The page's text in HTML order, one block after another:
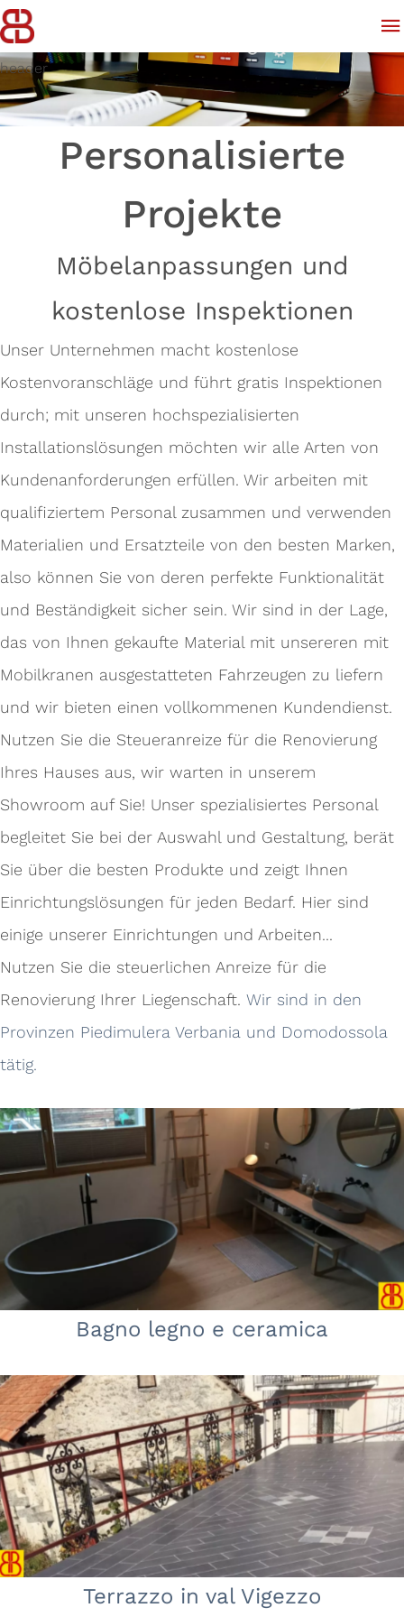
header
Personalisierte
Projekte
Möbelanpassungen und
kostenlose Inspektionen
Unser Unternehmen macht kostenlose
Kostenvoranschläge und führt gratis Inspektionen
durch; mit unseren hochspezialisierten
Installationslösungen möchten wir alle Arten von
Kundenanforderungen erfüllen. Wir arbeiten mit
qualifiziertem Personal zusammen und verwenden
Materialien und Ersatzteile von den besten Marken,
also können Sie von deren perfekte Funktionalität
und Beständigkeit sicher sein. Wir sind in der Lage,
das von Ihnen gekaufte Material mit unsereren mit
Mobilkranen ausgestatteten Fahrzeugen zu liefern
und wir bieten einen vollkommenen Kundendienst.
Nutzen Sie die Steueranreize für die Renovierung
Ihres Hauses aus, wir warten in unserem
Showroom auf Sie! Unser spezialisiertes Personal
begleitet Sie bei der Auswahl und Gestaltung, berät
Sie über die besten Produkte und zeigt Ihnen
Einrichtungslösungen für jeden Bedarf. Hier sind
einige unserer Einrichtungen und Arbeiten...
Nutzen Sie die steuerlichen Anreize für die
Renovierung Ihrer Liegenschaft. Wir sind in den
Provinzen Piedimulera Verbania und Domodossola
tätig.
Bagno legno e ceramica
Terrazzo in val Vigezzo